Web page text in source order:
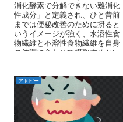
消化酵素で分解できない難消化
性成分」と定義され、ひと昔前
までは便秘改善のために摂ると
いうイメージが強く、水溶性食
物繊維と不溶性食物繊維を自身
の体調に合わせて摂取するとい
アトピー